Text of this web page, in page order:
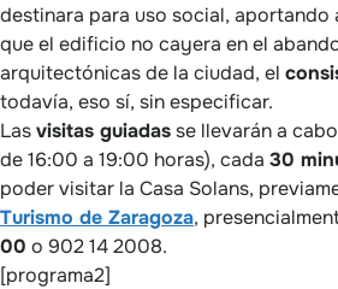
destinara para uso social,
que el edificio no cayera en el
arquitectónicas de la ciudad, el
todavía, eso sí, sin especificar.
Lasvisitas guiadas se llevarán a
de 16:00 a 19:00 horas), cada 30
poder visitar la Casa Solans,
Turismo de Zaragoza,
00 o 902 14 2008.
[programa2]